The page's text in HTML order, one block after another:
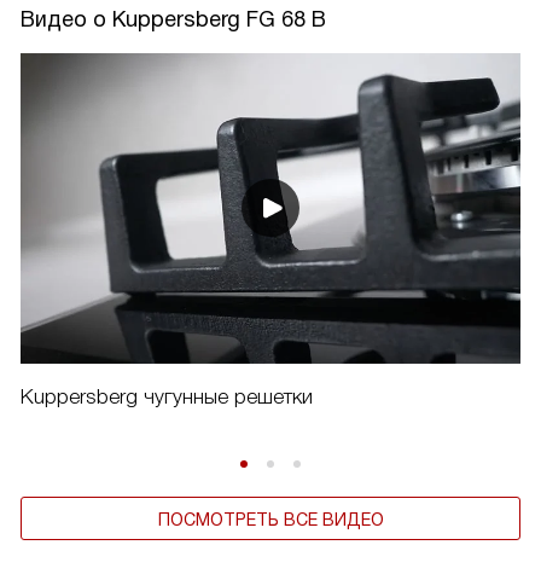
Видео о Kuppersberg FG 68 B
Kuppersberg чугунные решетки
ПОСМОТРЕТЬ ВСЕ ВИДЕО